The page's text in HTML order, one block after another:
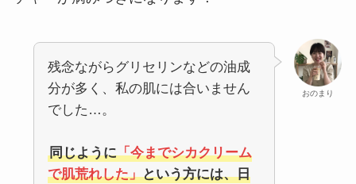
おのまり
残念ながらグリセリンなどの油成
分が多く、私の肌には合いません
でした…。
同じように「今までシカクリーム
で肌荒れした」という方には、日